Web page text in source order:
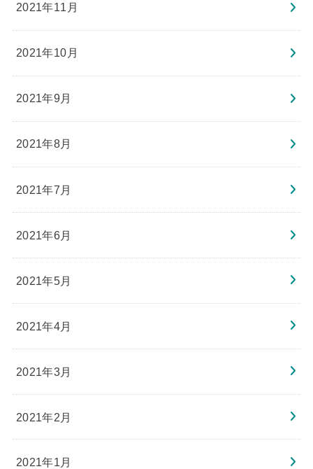
2021年11月
2021年10月
2021年9月
2021年8月
2021年7月
2021年6月
2021年5月
2021年4月
2021年3月
2021年2月
2021年1月